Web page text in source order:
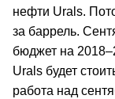
нефти Urals.
за баррель.
бюджет на
Urals будет
работа над